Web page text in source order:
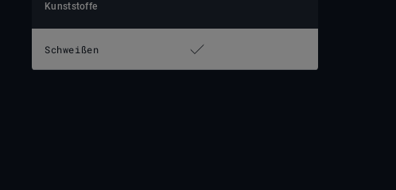
Kunststoffe
Schweißen